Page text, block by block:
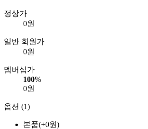
정상가
0원
일반 회원가
0원
멤버십가
100%
0원
옵션 (1)
본품(+0원)